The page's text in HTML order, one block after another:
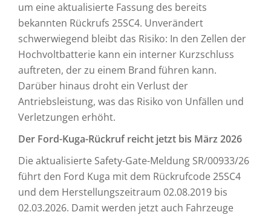
um eine aktualisierte Fassung des bereits
bekannten Rückrufs 25SC4. Unverändert
schwerwiegend bleibt das Risiko: In den Zellen der
Hochvoltbatterie kann ein interner Kurzschluss
auftreten, der zu einem Brand führen kann.
Darüber hinaus droht ein Verlust der
Antriebsleistung, was das Risiko von Unfällen und
Verletzungen erhöht.
Der Ford-Kuga-Rückruf reicht jetzt bis März 2026
Die aktualisierte Safety-Gate-Meldung SR/00933/26
führt den Ford Kuga mit dem Rückrufcode 25SC4
und dem Herstellungszeitraum 02.08.2019 bis
02.03.2026. Damit werden jetzt auch Fahrzeuge